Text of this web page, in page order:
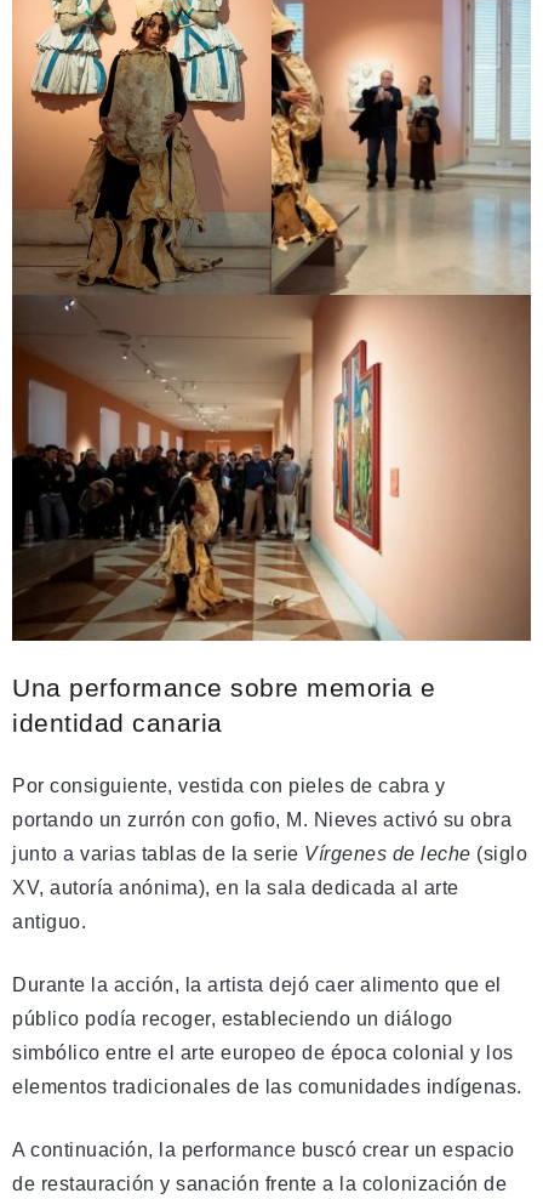
Una performance sobre memoria e
identidad canaria
Por consiguiente, vestida con pieles de cabra y
portando un zurrón con gofio, M. Nieves activó su obra
junto a varias tablas de la serie Vírgenes de leche (siglo
XV, autoría anónima), en la sala dedicada al arte
antiguo.
Durante la acción, la artista dejó caer alimento que el
público podía recoger, estableciendo un diálogo
simbólico entre el arte europeo de época colonial y los
elementos tradicionales de las comunidades indígenas.
A continuación, la performance buscó crear un espacio
de restauración y sanación frente a la colonización de